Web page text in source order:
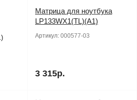
Матрица для ноутбука
LP133WX1(TL)(A1)
Артикул: 000577-03
3 315р.